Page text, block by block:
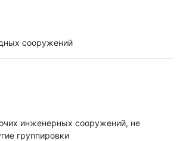
сооружений
инженерных сооружений, не
группировки